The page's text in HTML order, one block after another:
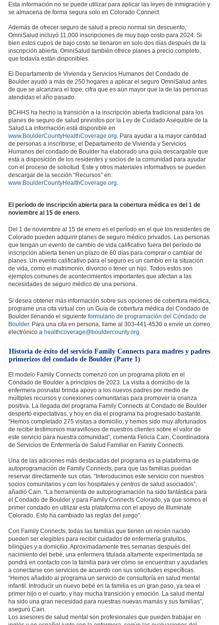
Esta información no se puede utilizar para aplicar las leyes de inmigración y
se almacena de forma segura solo en Colorado Connect.
Además de ofrecer seguro de salud a precio normal sin descuento,
OmniSalud incluyó 11,000 inscripciones de muy bajo costo para 2024. Si
bien estos cupos de bajo costo se llenaron en solo dos días después de la
inscripción abierta, OmniSalud también ofrece planes a precio completo,
que todavía están disponibles.
El Departamento de Vivienda y Servicios Humanos del Condado de
Boulder ayudó a más de 250 hogares a aplicar el seguro OmniSalud antes
de que se alcanzara el tope, cifra que es aún mayor que la de las personas
atendidas el año pasado.
BCHHS ha hecho la transición a la inscripción abierta tradicional para los
planes de seguro de salud previstos por la Ley de Cuidado Asequible de la
Salud.La información está disponible en
www.BoulderCountyHealthCoverage.org . Para ayudar a la mayor cantidad
de personas a inscribirse, el Departamento de Vivienda y Servicios
Humanos del condado de Boulder ha elaborado una guía descargable que
está a disposición de los residentes y socios de la comunidad para ayudar
con el proceso de solicitud. Este y otros materiales informativos se pueden
descargar de la sección “Recursos” en:
www.BoulderCountyHealthCoverage.org
El período de inscripción abierta para la cobertura médica es del 1 de
noviembre al 15 de enero
Del 1 de noviembre al 15 de enero es el período en el que los residentes de
Colorado pueden adquirir planes de seguro médico privados. Las personas
que tengan un evento de cambio de vida calificativo fuera del período de
inscripción abierta tienen un plazo de 60 días para comprar o cambiar de
planes. Un evento calificativo para el seguro es un cambio en la situación
de vida, como el matrimonio, divorcio o tener un hijo. Todos estos son
ejemplos comunes de acontecimientos importantes que afectan a las
necesidades de seguro médico de una persona.
Si desea obtener más información sobre sus opciones de cobertura médica,
programe una cita virtual con un Guía de cobertura médica del Condado de
Boulder llenando el siguiente formulario de programación del Condado de
Boulder. Para una cita en persona, llame al 303-441-4530 o envíe un correo
electrónico a healthcoverage@bouldercounty.org
Historia de éxito del servicio Family Connects para madres y padres
primerizos del condado de Boulder (Parte 1)
El modelo Family Connects comenzó con un programa piloto en el
Condado de Boulder a principios de 2023. La visita a domicilio de la
enfermera posnatal brinda apoyo a los nuevos padres por medio de
múltiples recursos y conexiones comunitarias para promover la crianza
positiva. La llegada del programa Family Connects al Condado de Boulder
despertó expectativas, y hoy en día el programa ha progresado bastante.
“Hemos completado 275 visitas a domicilio, y hemos sido muy afortunados
de recibir testimonios maravillosos de nuestros clientes sobre el valor de
este servicio para nuestra comunidad”, comenta Felicia Cain, Coordinadora
de Servicios de Enfermería de Salud Familiar en Family Connects.
Una de las adiciones más destacadas del programa es la plataforma de
autoprogramación de Family Connects, para que las familias puedan
reservar directamente sus citas. “Interoducimos este servicio con nuestros
socios comunitarios y con los hospitales y centros de salud asociados”,
añadió Cain. “La herramienta de autoprogramación ha sido fantástica para
el Condado de Boulder y para Family Connects Colorado, ya que somos el
primer condado en utilizar esta plataforma con el apoyo de Illuminate
Colorado. Esto ha cambiado las reglas del juego”.
Con Family Connects, todas las familias que tienen un recién nacido
pueden ser elegibles para recibir cuidados de enfermería gratuitos,
bilingües y a domicilio. Aproximadamente tres semanas después del
nacimiento del bebé, una enfermera titulada altamente experimentada se
pondrá en contacto con la familia para ver cómo se encuentran y ayudarles
a conectarse con servicios de acuerdo con sus solicitudes específicas.
“Hemos añadido al programa un servicio de consultoría en salud mental
infantil. Introducir un nuevo bebé en la familia es un gran paso, ya sea el
primer hijo o el cuarto, y hay mucha transición y emoción. La salud mental
ha sido una gran necesidad para nuestras nuevas mamás y sus familias”,
aseguró Cain.
Los asesores de salud mental son profesionales que pueden trabajar en